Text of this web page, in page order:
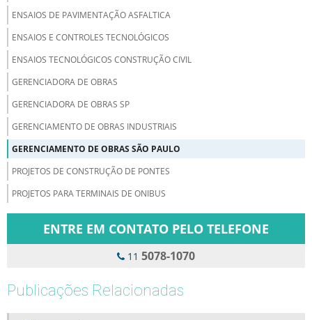
ENSAIOS DE PAVIMENTAÇÃO ASFALTICA
ENSAIOS E CONTROLES TECNOLÓGICOS
ENSAIOS TECNOLÓGICOS CONSTRUÇÃO CIVIL
GERENCIADORA DE OBRAS
GERENCIADORA DE OBRAS SP
GERENCIAMENTO DE OBRAS INDUSTRIAIS
GERENCIAMENTO DE OBRAS SÃO PAULO
PROJETOS DE CONSTRUÇÃO DE PONTES
PROJETOS PARA TERMINAIS DE ONIBUS
ENTRE EM CONTATO PELO TELEFONE
11 5078-1070
Publicações Relacionadas